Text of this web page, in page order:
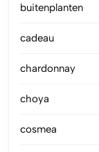
buitenplanten
cadeau
chardonnay
choya
cosmea